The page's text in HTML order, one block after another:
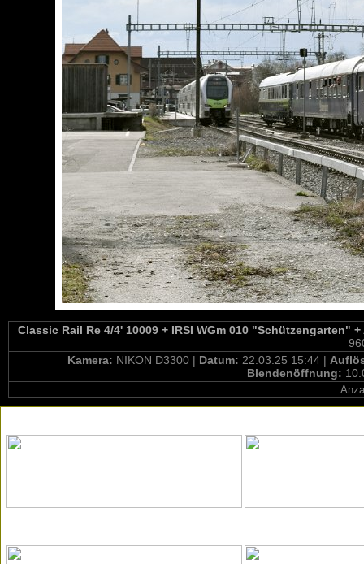
Classic Rail Re 4/4' 10009 + IRSI WGm 010 "Schützengarten"
Kamera: NIKON D3300 | Datum: 22.03.25 15:44 |
Blendenöffnung: